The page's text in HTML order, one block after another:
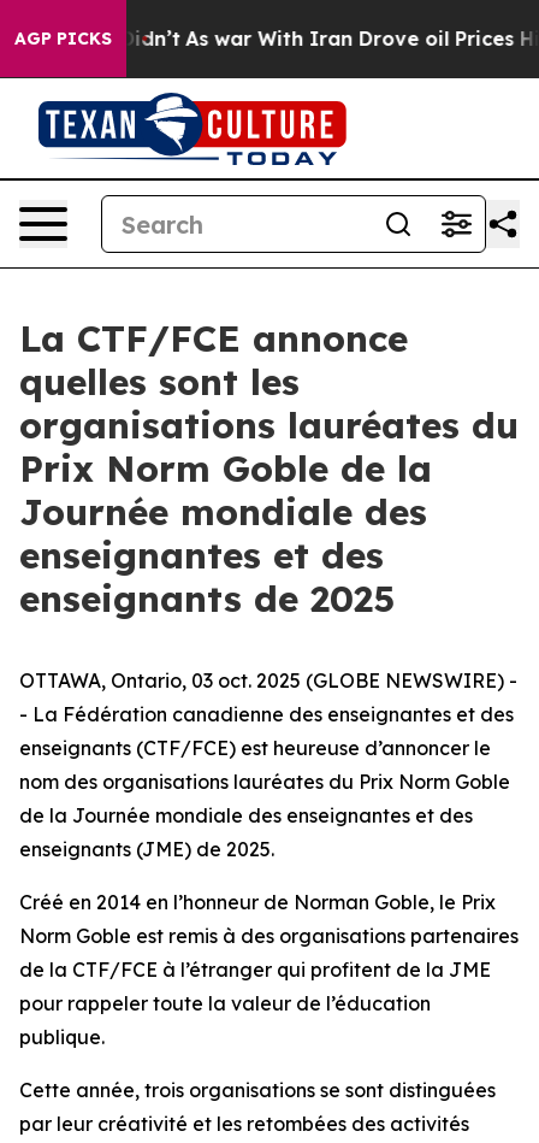
AGP PICKS
it Didn’t As war With Iran Drove oil Prices
La CTF/FCE annonce
quelles sont les
organisations lauréates du
Prix Norm Goble de la
Journée mondiale des
enseignantes et des
enseignants de 2025
OTTAWA, Ontario, 03 oct. 2025 (GLOBE NEWSWIRE) -
- La Fédération canadienne des enseignantes et des
enseignants (CTF/FCE) est heureuse d’annoncer le
nom des organisations lauréates du Prix Norm Goble
de la Journée mondiale des enseignantes et des
enseignants (JME) de 2025.
Créé en 2014 en l’honneur de Norman Goble, le Prix
Norm Goble est remis à des organisations partenaires
de la CTF/FCE à l’étranger qui profitent de la JME
pour rappeler toute la valeur de l’éducation
publique.
Cette année, trois organisations se sont distinguées
par leur créativité et les retombées des activités